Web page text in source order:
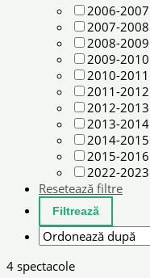
2006-2007
2007-2008
2008-2009
2009-2010
2010-2011
2011-2012
2012-2013
2013-2014
2014-2015
2015-2016
2022-2023
Resetează filtre
4 spectacole